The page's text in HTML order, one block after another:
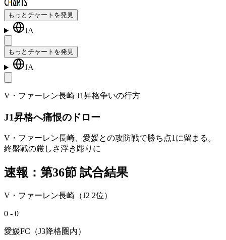
もっとチャートを発見
JA
もっとチャートを発見
JA
V・ファーレン長崎 J1昇格争いの行方
J1昇格へ痛恨のドロー
V・ファーレン長崎、愛媛との攻防戦で勝ち点1に留まる。
終盤戦の厳しさ浮き彫りに
速報：第36節 試合結果
V・ファーレン長崎（J2 2位）
0 - 0
愛媛FC（J3降格圏内）